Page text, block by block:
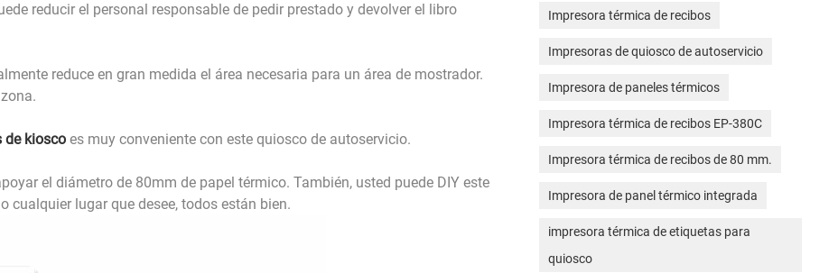
reducir el personal responsable de pedir prestado y devolver el libro
reduce en gran medida el área necesaria para un área de mostrador.
de kiosco es muy conveniente con este quiosco de autoservicio.
el diámetro de 80mm de papel térmico. También, usted puede DIY este
lugar que desee, todos están bien.
Impresora térmica de recibos
Impresoras de quiosco de autoservicio
Impresora de paneles térmicos
Impresora térmica de recibos EP-380C
Impresora térmica de recibos de 80 mm.
Impresora de panel térmico integrada
impresora térmica de etiquetas para
quiosco